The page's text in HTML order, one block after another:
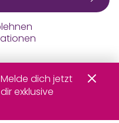
Melde dich jetzt
exklusive